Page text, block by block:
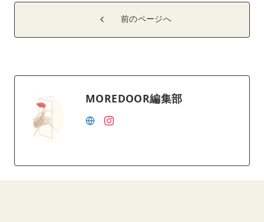
前のページへ
MOREDOOR編集部